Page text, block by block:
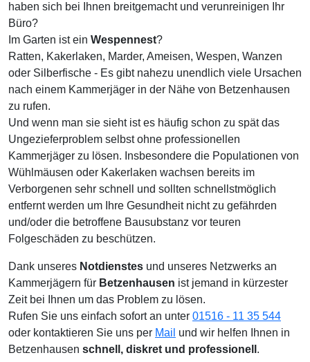
haben sich bei Ihnen breitgemacht und verunreinigen Ihr
Büro?
Im Garten ist ein Wespennest?
Ratten, Kakerlaken, Marder, Ameisen, Wespen, Wanzen
oder Silberfische - Es gibt nahezu unendlich viele Ursachen
nach einem Kammerjäger in der Nähe von Betzenhausen
zu rufen.
Und wenn man sie sieht ist es häufig schon zu spät das
Ungezieferproblem selbst ohne professionellen
Kammerjäger zu lösen. Insbesondere die Populationen von
Wühlmäusen oder Kakerlaken wachsen bereits im
Verborgenen sehr schnell und sollten schnellstmöglich
entfernt werden um Ihre Gesundheit nicht zu gefährden
und/oder die betroffene Bausubstanz vor teuren
Folgeschäden zu beschützen.
Dank unseres Notdienstes und unseres Netzwerks an
Kammerjägern für Betzenhausen ist jemand in kürzester
Zeit bei Ihnen um das Problem zu lösen.
Rufen Sie uns einfach sofort an unter 01516 - 11 35 544
oder kontaktieren Sie uns per Mail und wir helfen Ihnen in
Betzenhausen schnell, diskret und professionell .